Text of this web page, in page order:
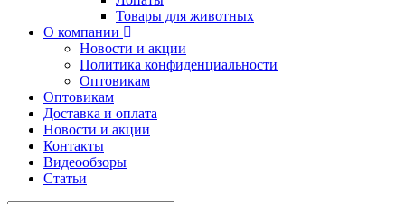
Товары для животных
О компании
Новости и акции
Политика конфиденциальности
Оптовикам
Оптовикам
Доставка и оплата
Новости и акции
Контакты
Видеообзоры
Статьи